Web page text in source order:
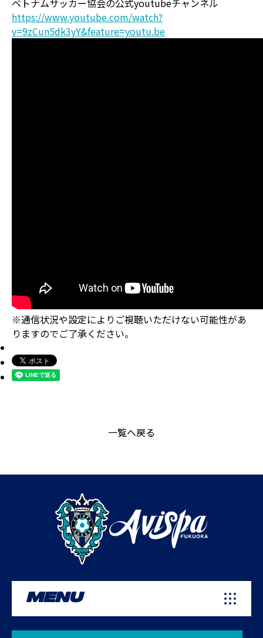
ベトナムサッカー協会の公式youtubeチャンネル
https://www.youtube.com/watch?
v=9zCun5dk3yY&feature=youtu.be
※通信状況や設定によりご視聴いただけない可能性があ
りますのでご了承ください。
一覧へ戻る
MENU